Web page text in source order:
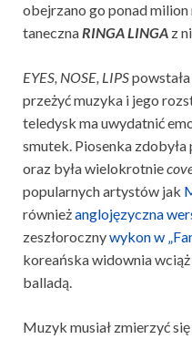
obejrzano go ponad
tanecznaRINGA LINGA z
EYES, NOSE, LIPS
przeżyć muzyka i jego
teledysk ma uwydatnić
smutek. Piosenka zdobyła
oraz była wielokrotnie
popularnych artystów jak
równieżanglojęzyczna
zeszłorocznywykon w
koreańska widownia
balladą.
Muzyk musiał zmierzyć